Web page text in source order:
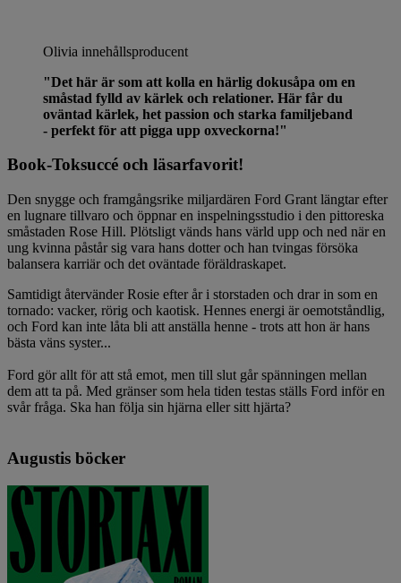
Olivia innehållsproducent
"Det här är som att kolla en härlig dokusåpa om en
småstad fylld av kärlek och relationer. Här får du
oväntad kärlek, het passion och starka familjeband
- perfekt för att pigga upp oxveckorna!"
Book-Toksuccé och läsarfavorit!
Den snygge och framgångsrike miljardären Ford Grant längtar efter
en lugnare tillvaro och öppnar en inspelningsstudio i den pittoreska
småstaden Rose Hill. Plötsligt vänds hans värld upp och ned när en
ung kvinna påstår sig vara hans dotter och han tvingas försöka
balansera karriär och det oväntade föräldraskapet.
Samtidigt återvänder Rosie efter år i storstaden och drar in som en
tornado: vacker, rörig och kaotisk. Hennes energi är oemotståndlig,
och Ford kan inte låta bli att anställa henne - trots att hon är hans
bästa väns syster...
Ford gör allt för att stå emot, men till slut går spänningen mellan
dem att ta på. Med gränser som hela tiden testas ställs Ford inför en
svår fråga. Ska han följa sin hjärna eller sitt hjärta?
Augustis böcker